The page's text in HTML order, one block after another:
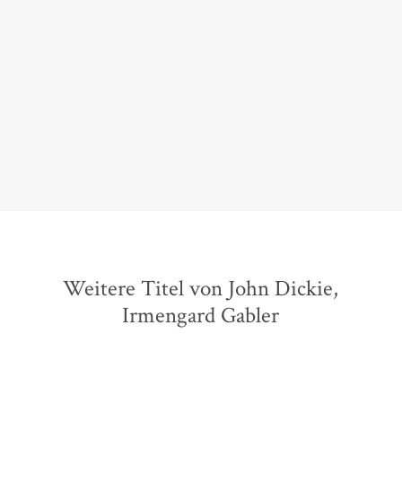
Weitere Titel von John Dickie,
Irmengard Gabler